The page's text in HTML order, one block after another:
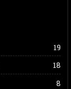
19
18
8